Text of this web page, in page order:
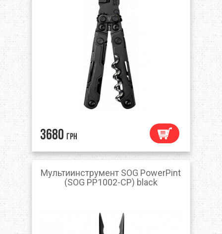
3680 грн
Мультиинструмент SOG PowerPint
(SOG PP1002-CP) black